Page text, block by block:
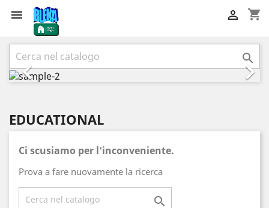
 shopping_cart



Precedente

EDUCATIONAL
Ci scusiamo per l'inconveniente.
Prova a fare nuovamente la ricerca
